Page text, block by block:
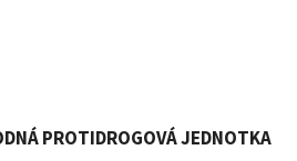
PROTIDROGOVÁ JEDNOTKA